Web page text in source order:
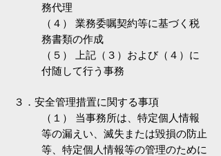
務代理
（４） 業務委嘱契約等に基づく税
務書類の作成
（５） 上記（３）および（４）に
付随して行う事務
３．安全管理措置に関する事項
（１） 当事務所は、特定個人情報
等の漏えい、滅失または毀損の防止
等、特定個人情報等の管理のために